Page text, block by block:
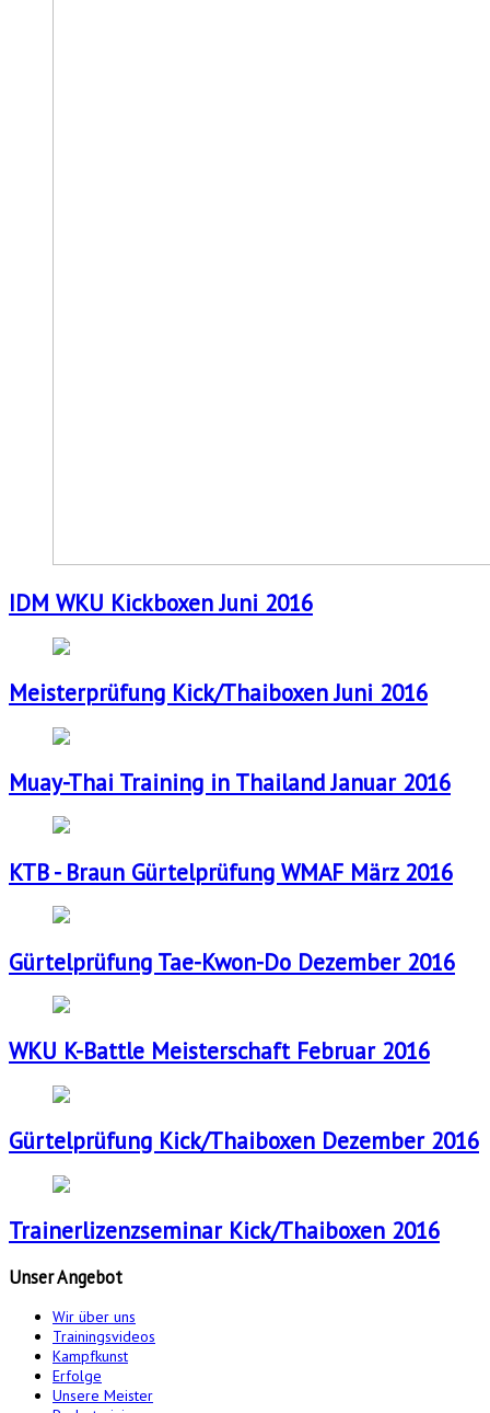
IDM WKU Kickboxen Juni 2016
Meisterprüfung Kick/Thaiboxen Juni 2016
Muay-Thai Training in Thailand Januar 2016
KTB - Braun Gürtelprüfung WMAF März 2016
Gürtelprüfung Tae-Kwon-Do Dezember 2016
WKU K-Battle Meisterschaft Februar 2016
Gürtelprüfung Kick/Thaiboxen Dezember 2016
Trainerlizenzseminar Kick/Thaiboxen 2016
UnserAngebot
Wir über uns
Trainingsvideos
Kampfkunst
Erfolge
Unsere Meister